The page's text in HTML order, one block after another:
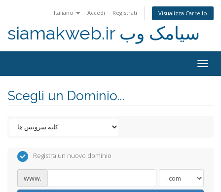
Italiano Accedi Registrati Visualizza Carrello
siamakweb.ir سیامک وب
Scegli un Dominio...
Registra un nuovo dominio
www.